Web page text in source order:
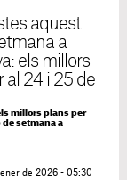
aquest
a
els millors
al 24 i 25 de
millors plans per
setmana a
de 2026 - 05:30